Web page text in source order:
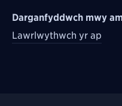
Darganfyddwch mwy
Lawrlwythwch yr ap